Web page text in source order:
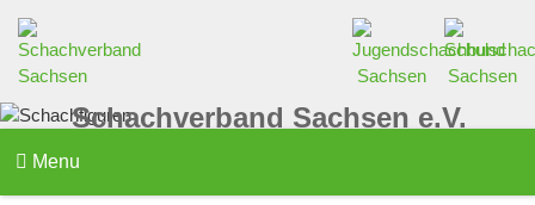
Schachverband Sachsen e.V.
Menu